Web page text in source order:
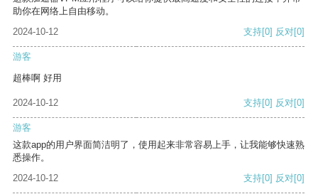
助你在网络上自由移动。
2024-10-12
支持[0] 反对[0]
游客
超棒啊 好用
2024-10-12 支持[0] 反对[0]
游客
这款app的用户界面简洁明了，使用起来非常容易上手，让我能够快速熟
悉操作。
2024-10-12
支持[0] 反对[0]